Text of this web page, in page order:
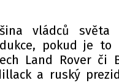
vládců
pokud je
Land Rover či
a ruský